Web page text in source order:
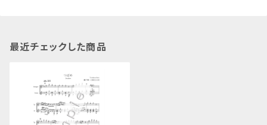
最近チェックした商品